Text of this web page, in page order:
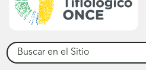
Buscar